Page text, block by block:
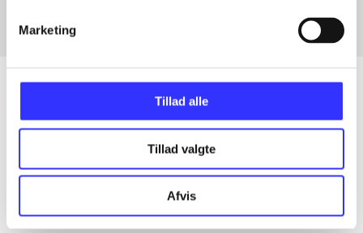
Marketing
Tillad alle
Tillad valgte
Afvis
Artikler
Alle registrerede artikler fordelt på udgivelser